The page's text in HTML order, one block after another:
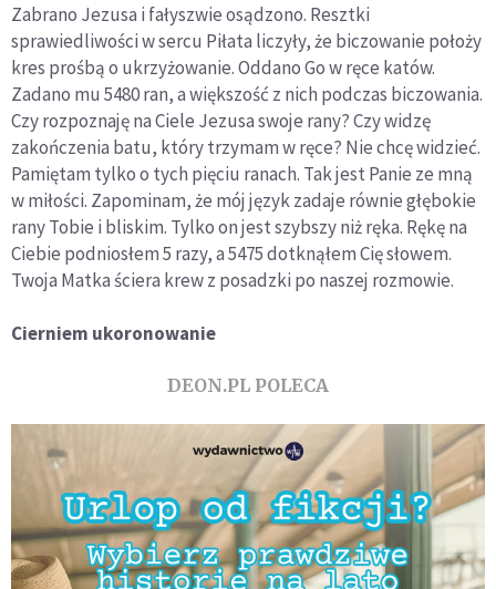
Zabrano Jezusa i fałyszwie osądzono. Resztki
sprawiedliwości w sercu Piłata liczyły, że biczowanie położy
kres prośbą o ukrzyżowanie. Oddano Go w ręce katów.
Zadano mu 5480 ran, a większość z nich podczas biczowania.
Czy rozpoznaję na Ciele Jezusa swoje rany? Czy widzę
zakończenia batu, który trzymam w ręce? Nie chcę widzieć.
Pamiętam tylko o tych pięciu ranach. Tak jest Panie ze mną
w miłości. Zapominam, że mój język zadaje równie głębokie
rany Tobie i bliskim. Tylko on jest szybszy niż ręka. Rękę na
Ciebie podniosłem 5 razy, a 5475 dotknąłem Cię słowem.
Twoja Matka ściera krew z posadzki po naszej rozmowie.
Cierniem ukoronowanie
DEON.PL POLECA